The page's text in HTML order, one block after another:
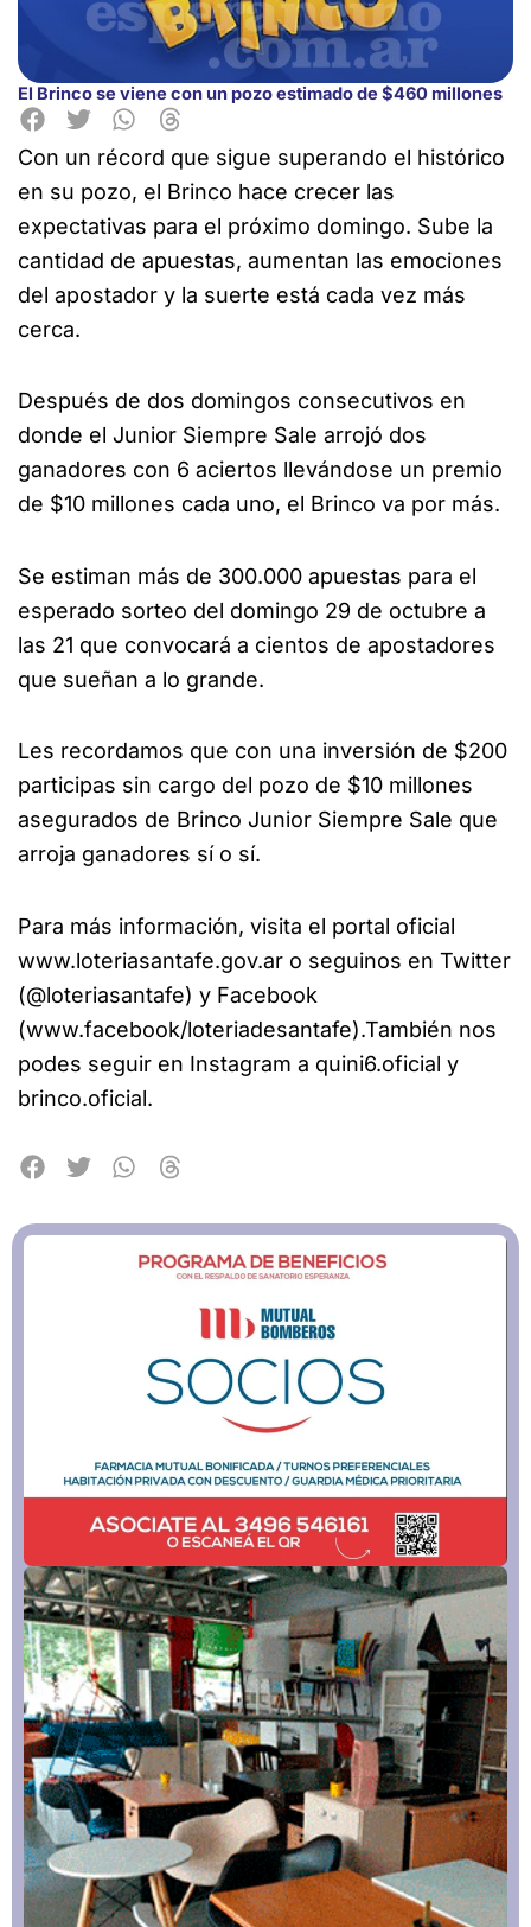
El Brinco se viene con un pozo estimado de $460 millones
Con un récord que sigue superando el histórico
en su pozo, el Brinco hace crecer las
expectativas para el próximo domingo. Sube la
cantidad de apuestas, aumentan las emociones
del apostador y la suerte está cada vez más
cerca.
Después de dos domingos consecutivos en
donde el Junior Siempre Sale arrojó dos
ganadores con 6 aciertos llevándose un premio
de $10 millones cada uno, el Brinco va por más.
Se estiman más de 300.000 apuestas para el
esperado sorteo del domingo 29 de octubre a
las 21 que convocará a cientos de apostadores
que sueñan a lo grande.
Les recordamos que con una inversión de $200
participas sin cargo del pozo de $10 millones
asegurados de Brinco Junior Siempre Sale que
arroja ganadores sí o sí.
Para más información, visita el portal oficial
www.loteriasantafe.gov.ar o seguinos en Twitter
(@loteriasantafe) y Facebook
(www.facebook/loteriadesantafe).También nos
podes seguir en Instagram a quini6.oficial y
brinco.oficial.